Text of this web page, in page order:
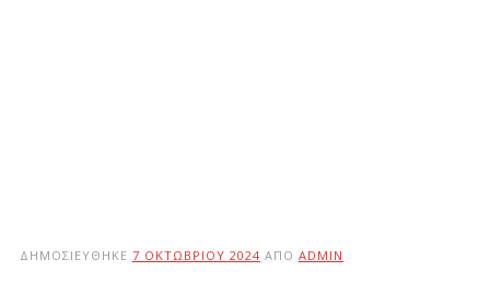
ΔΗΜΟΣΙΕΎΘΗΚΕ 7 ΟΚΤΩΒΡΊΟΥ 2024 ΑΠΌ ADMIN